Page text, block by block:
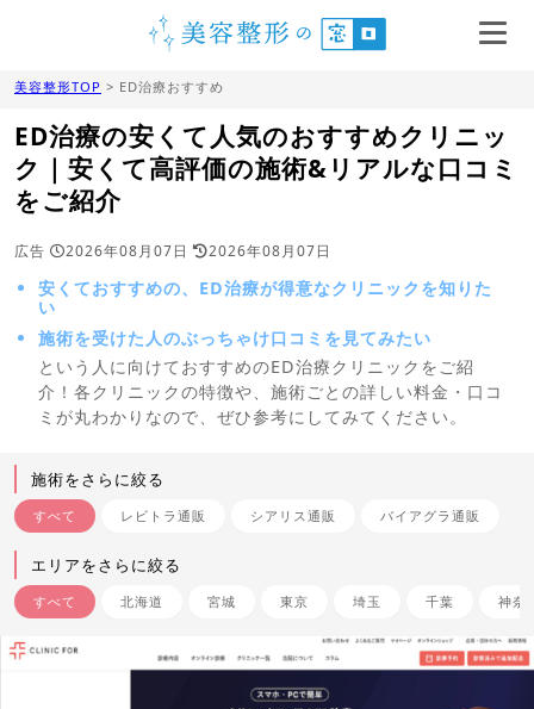
美容整形TOP > ED治療おすすめ
ED治療の安くて人気のおすすめクリニッ
ク｜安くて高評価の施術&リアルな口コミ
をご紹介
広告 2026年08月07日 2026年08月07日
安くておすすめの、ED治療が得意なクリニックを知りた
い
施術を受けた人のぶっちゃけ口コミを見てみたい
という人に向けておすすめのED治療クリニックをご紹
介！各クリニックの特徴や、施術ごとの詳しい料金・口コ
ミが丸わかりなので、ぜひ参考にしてみてください。
施術をさらに絞る
すべて レビトラ通販 シアリス通販 バイアグラ通販
エリアをさらに絞る
すべて 北海道 宮城 東京 埼玉 千葉 神奈